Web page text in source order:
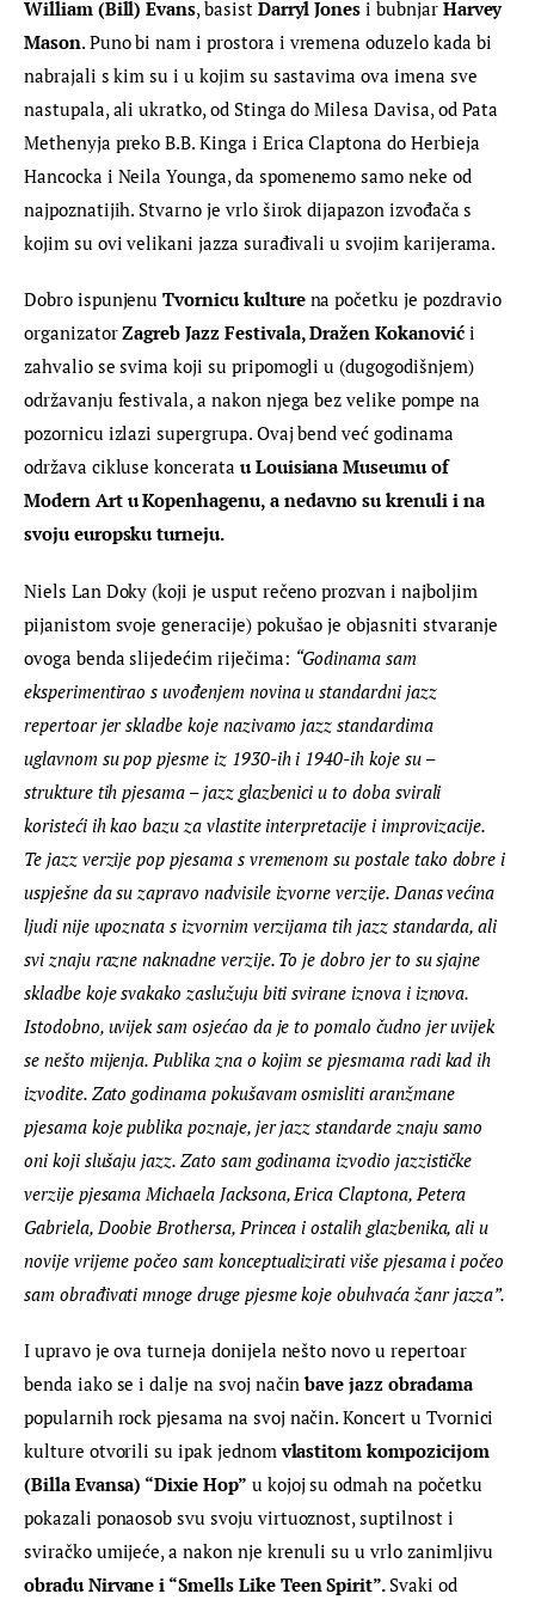
William (Bill) Evans, basist Darryl Jones i bubnjar Harvey
Mason. Puno bi nam i prostora i vremena oduzelo kada bi
nabrajali s kim su i u kojim su sastavima ova imena sve
nastupala, ali ukratko, od Stinga do Milesa Davisa, od Pata
Methenyja preko B.B. Kinga i Erica Claptona do Herbieja
Hancocka i Neila Younga, da spomenemo samo neke od
najpoznatijih. Stvarno je vrlo širok dijapazon izvođača s
kojim su ovi velikani jazza surađivali u svojim karijerama.
Dobro ispunjenu Tvornicu kulture na početku je pozdravio
organizator Zagreb Jazz Festivala, Dražen Kokanović i
zahvalio se svima koji su pripomogli u (dugogodišnjem)
održavanju festivala, a nakon njega bez velike pompe na
pozornicu izlazi supergrupa. Ovaj bend već godinama
održava cikluse koncerata u Louisiana Museumu of
Modern Art u Kopenhagenu, a nedavno su krenuli i na
svoju europsku turneju.
Niels Lan Doky (koji je usput rečeno prozvan i najboljim
pijanistom svoje generacije) pokušao je objasniti stvaranje
ovoga benda slijedećim riječima: “Godinama sam
eksperimentirao s uvođenjem novina u standardni jazz
repertoar jer skladbe koje nazivamo jazz standardima
uglavnom su pop pjesme iz 1930-ih i 1940-ih koje su –
strukture tih pjesama – jazz glazbenici u to doba svirali
koristeći ih kao bazu za vlastite interpretacije i improvizacije.
Te jazz verzije pop pjesama s vremenom su postale tako dobre i
uspješne da su zapravo nadvisile izvorne verzije. Danas većina
ljudi nije upoznata s izvornim verzijama tih jazz standarda, ali
svi znaju razne naknadne verzije. To je dobro jer to su sjajne
skladbe koje svakako zaslužuju biti svirane iznova i iznova.
Istodobno, uvijek sam osjećao da je to pomalo čudno jer uvijek
se nešto mijenja. Publika zna o kojim se pjesmama radi kad ih
izvodite. Zato godinama pokušavam osmisliti aranžmane
pjesama koje publika poznaje, jer jazz standarde znaju samo
oni koji slušaju jazz. Zato sam godinama izvodio jazzističke
verzije pjesama Michaela Jacksona, Erica Claptona, Petera
Gabriela, Doobie Brothersa, Princea i ostalih glazbenika, ali u
novije vrijeme počeo sam konceptualizirati više pjesama i počeo
sam obrađivati mnoge druge pjesme koje obuhvaća žanr jazza”.
I upravo je ova turneja donijela nešto novo u repertoar
benda iako se i dalje na svoj način bave jazz obradama
popularnih rock pjesama na svoj način. Koncert u Tvornici
kulture otvorili su ipak jednom vlastitom kompozicijom
(Billa Evansa) “Dixie Hop” u kojoj su odmah na početku
pokazali ponaosob svu svoju virtuoznost, suptilnost i
sviračko umijeće, a nakon nje krenuli su u vrlo zanimljivu
obradu Nirvane i “Smells Like Teen Spirit”. Svaki od